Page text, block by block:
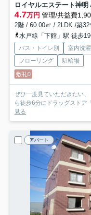
ロイヤルエステート神明
4.7万円 管理/共益費
2階 / 60.00㎡ / 2LDK /築32
水戸線「下館」駅 徒歩
バス・トイレ別 室内洗
フローリング
駐輪場
敷礼0
ぜひ一度見ていただきたい
ら徒歩6分にドラッグストア
見る
アパート